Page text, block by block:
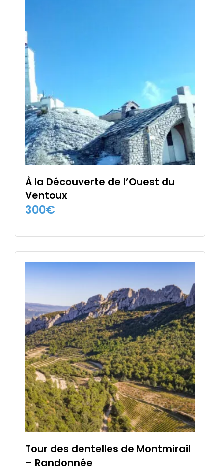
À la Découverte de l’Ouest du
Ventoux
300€
plusieurs
options
peuvent
être
choisies
sur
la
page
du
produit
Tour des dentelles de Montmirail
– Randonnée